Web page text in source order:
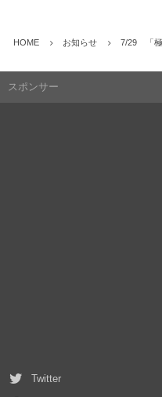
HOME お知らせ 7/29 「極
スポンサー
Twitter